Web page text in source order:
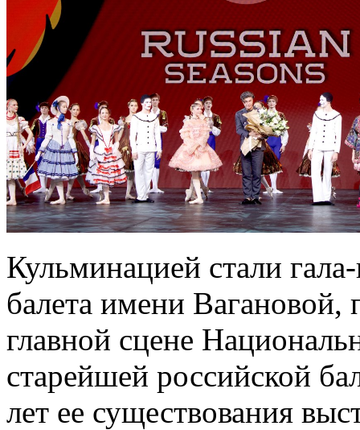
Кульминацией стали
балета имени
главной сцене
старейшей российской
лет ее существования